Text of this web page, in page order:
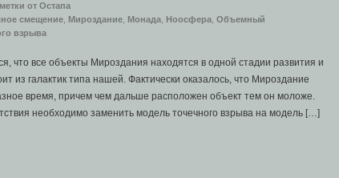
от Остапа
смещение Мироздание Монада Ноосфера Объемный
взрыва
что все объекты Мироздания находятся в одной стадии развития и
из галактик типа нашей. Фактически оказалось, что Мироздание
время, причем чем дальше расположен объект тем он моложе.
необходимо заменить модель точечного взрыва на модель […]